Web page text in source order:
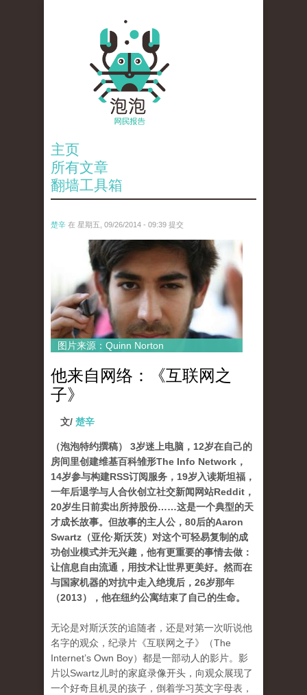
主页
所有文章
翻墙工具箱
楚辛 在 星期五, 09/26/2014 - 09:39 提交
2674913058_9d1911fe3c_z.jpg
图片来源：Quinn Norton
他来自网络：《互联网之
子》
文/ 楚辛
（泡泡特约撰稿） 3岁迷上电脑，12岁在自己的
房间里创建维基百科雏形The Info Network，
14岁参与构建RSS订阅服务，19岁入读斯坦福，
一年后退学与人合伙创立社交新闻网站Reddit，
20岁生日前卖出所持股份……这是一个典型的天
才成长故事。但故事的主人公，80后的Aaron
Swartz（亚伦·斯沃茨）对这个可轻易复制的成
功创业模式并无兴趣，他有更重要的事情去做：
让信息自由流通，用技术让世界更美好。然而在
与国家机器的对抗中走入绝境后，26岁那年
（2013），他在纽约公寓结束了自己的生命。
无论是对斯沃茨的追随者，还是对第一次听说他
名字的观众，纪录片《互联网之子》（The
Internet’s Own Boy）都是一部动人的影片。影
片以Swartz儿时的家庭录像开头，向观众展现了
一个好奇且机灵的孩子，倒着学习英文字母表，